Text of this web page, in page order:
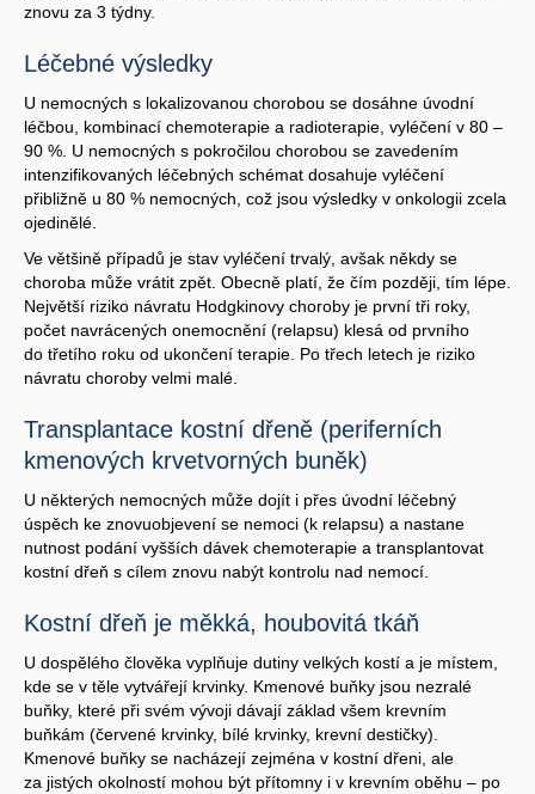
znovu za 3 týdny.
Léčebné výsledky
U nemocných s lokalizovanou chorobou se dosáhne úvodní
léčbou, kombinací chemoterapie a radioterapie, vyléčení v 80 –
90 %. U nemocných s pokročilou chorobou se zavedením
intenzifikovaných léčebných schémat dosahuje vyléčení
přibližně u 80 % nemocných, což jsou výsledky v onkologii zcela
ojedinělé.
Ve většině případů je stav vyléčení trvalý, avšak někdy se
choroba může vrátit zpět. Obecně platí, že čím později, tím lépe.
Největší riziko návratu Hodgkinovy choroby je první tři roky,
počet navrácených onemocnění (relapsu) klesá od prvního
do třetího roku od ukončení terapie. Po třech letech je riziko
návratu choroby velmi malé.
Transplantace kostní dřeně (periferních
kmenových krvetvorných buněk)
U některých nemocných může dojít i přes úvodní léčebný
úspěch ke znovuobjevení se nemoci (k relapsu) a nastane
nutnost podání vyšších dávek chemoterapie a transplantovat
kostní dřeň s cílem znovu nabýt kontrolu nad nemocí.
Kostní dřeň je měkká, houbovitá tkáň
U dospělého člověka vyplňuje dutiny velkých kostí a je místem,
kde se v těle vytvářejí krvinky. Kmenové buňky jsou nezralé
buňky, které při svém vývoji dávají základ všem krevním
buňkám (červené krvinky, bílé krvinky, krevní destičky).
Kmenové buňky se nacházejí zejména v kostní dřeni, ale
za jistých okolností mohou být přítomny i v krevním oběhu – po